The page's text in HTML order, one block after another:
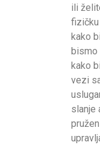
ili
fizičku
kako
bismo
kako
vezi
slanje